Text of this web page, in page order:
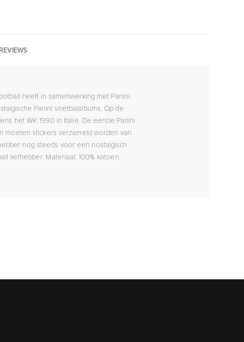
REVIEWS
heeft in samenwerking met Panini
Panini voetbalalbums. Op de
het WK 1990 in Italië. De eerste Panini
moeten stickers verzameld worden van
nog steeds voor een nostalgisch
liefhebber. Materiaal: 100% katoen.